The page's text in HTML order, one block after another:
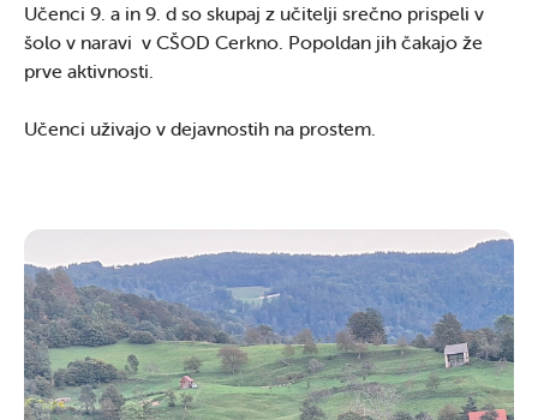
Učenci 9. a in 9. d so skupaj z učitelji srečno prispeli v
šolo v naravi v CŠOD Cerkno. Popoldan jih čakajo že
prve aktivnosti.
Učenci uživajo v dejavnostih na prostem.